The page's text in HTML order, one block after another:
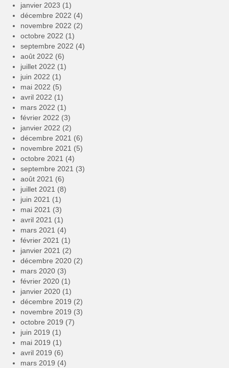
janvier 2023 (1)
décembre 2022 (4)
novembre 2022 (2)
octobre 2022 (1)
septembre 2022 (4)
août 2022 (6)
juillet 2022 (1)
juin 2022 (1)
mai 2022 (5)
avril 2022 (1)
mars 2022 (1)
février 2022 (3)
janvier 2022 (2)
décembre 2021 (6)
novembre 2021 (5)
octobre 2021 (4)
septembre 2021 (3)
août 2021 (6)
juillet 2021 (8)
juin 2021 (1)
mai 2021 (3)
avril 2021 (1)
mars 2021 (4)
février 2021 (1)
janvier 2021 (2)
décembre 2020 (2)
mars 2020 (3)
février 2020 (1)
janvier 2020 (1)
décembre 2019 (2)
novembre 2019 (3)
octobre 2019 (7)
juin 2019 (1)
mai 2019 (1)
avril 2019 (6)
mars 2019 (4)